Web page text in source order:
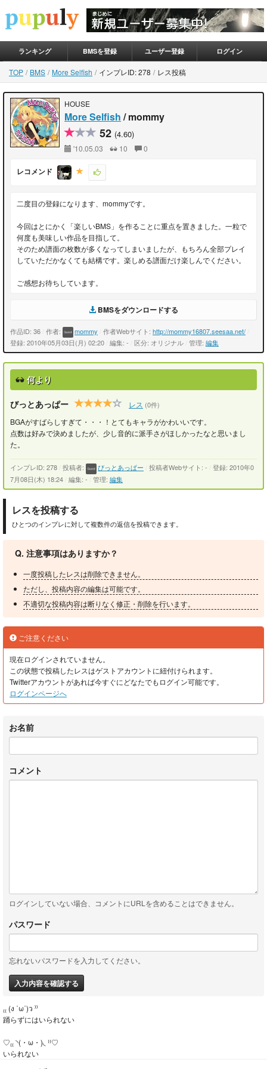
ランキング BMSを登録 ユーザー登録 ログイン
TOP BMS More Selfish インプレID: 278 レス投稿
HOUSE
More Selfish / mommy
52 (4.60)
'10.05.03 10 0
レコメンド
二度目の登録になります、mommyです。
今回はとにかく「楽しいBMS」を作ることに重点を置きました。一粒で
何度も美味しい作品を目指して。
そのため譜面の枚数が多くなってしまいましたが、もちろん全部プレイ
していただかなくても結構です。楽しめる譜面だけ楽しんでください。
ご感想お待ちしています。
BMSをダウンロードする
作品ID: 36 作者: mommy 作者Webサイト: http://mommy16807.seesaa.net/
登録: 2010年05月03日(月) 02:20 編集: - 区分: オリジナル 管理: 編集
何より
びっとあっぱー レス (0件)
BGAがすばらしすぎて・・・！とてもキャラがかわいいです。
点数は好みで決めましたが、少し音的に派手さがほしかったなと思いまし
た。
インプレID: 278 投稿者: びっとあっぱー 投稿者Webサイト: -
登録: 2010年0
7月08日(木) 18:24 編集: - 管理: 編集
レスを投稿する
ひとつのインプレに対して複数件の返信を投稿できます。
Q. 注意事項はありますか？
一度投稿したレスは削除できません。
ただし、投稿内容の編集は可能です。
不適切な投稿内容は断りなく修正・削除を行います。
ご注意ください
現在ログインされていません。
この状態で投稿したレスはゲストアカウントに紐付けられます。
Twitterアカウントがあれば今すぐにどなたでもログイン可能です。
ログインページへ
お名前
コメント
ログインしていない場合、コメントにURLを含めることはできません。
パスワード
忘れないパスワードを入力してください。
入力内容を確認する
₍₍ (ง ˙ω˙)ว ⁾⁾
踊らずにはいられない
♡₍₍ ◝(・ω・)◟ ⁾⁾♡
いられない